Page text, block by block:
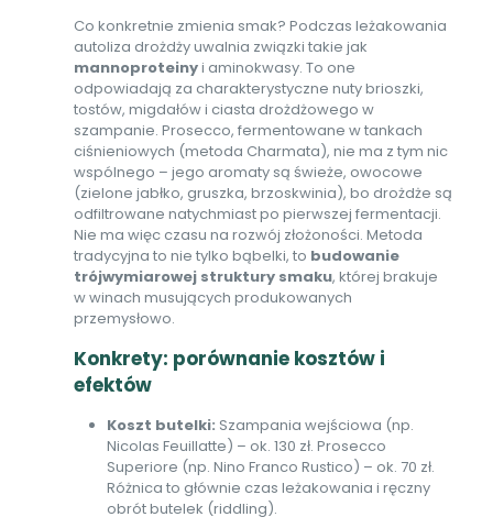
Co konkretnie zmienia smak? Podczas leżakowania
autoliza drożdży uwalnia związki takie jak
mannoproteinyi aminokwasy. To one
odpowiadają za charakterystyczne nuty brioszki,
tostów, migdałów i ciasta drożdżowego w
szampanie. Prosecco, fermentowane w tankach
ciśnieniowych (metoda Charmata), nie ma z tym nic
wspólnego – jego aromaty są świeże, owocowe
(zielone jabłko, gruszka, brzoskwinia), bo drożdże są
odfiltrowane natychmiast po pierwszej fermentacji.
Nie ma więc czasu na rozwój złożoności. Metoda
tradycyjna to nie tylko bąbelki, to budowanie
trójwymiarowej struktury smaku, której brakuje
w winach musujących produkowanych
przemysłowo.
Konkrety: porównanie kosztów i
efektów
Koszt butelki: Szampania wejściowa (np.
Nicolas Feuillatte) – ok. 130 zł. Prosecco
Superiore (np. Nino Franco Rustico) – ok. 70 zł.
Różnica to głównie czas leżakowania i ręczny
obrót butelek (riddling).